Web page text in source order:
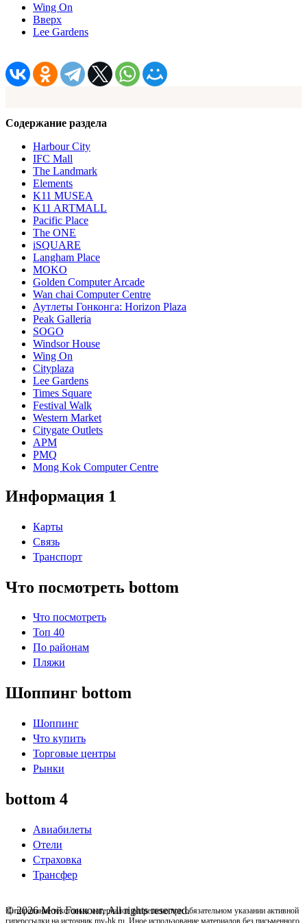
Wing On
Вверх
Lee Gardens
Содержание раздела
Harbour City
IFC Mall
The Landmark
Elements
K11 MUSEA
K11 ARTMALL
Pacific Place
The ONE
iSQUARE
Langham Place
MOKO
Golden Computer Arcade
Wan chai Computer Centre
Аутлеты Гонконга: Horizon Plaza
Peak Galleria
SOGO
Windsor House
Wing On
Cityplaza
Lee Gardens
Times Square
Festival Walk
Western Market
Citygate Outlets
APM
PMQ
Mong Kok Computer Centre
Информация 1
Карты
Связь
Транспорт
Что посмотреть bottom
Что посмотреть
Топ 40
По районам
Пляжи
Шоппинг bottom
Шоппинг
Что купить
Торговые центры
Рынки
bottom 4
Авиабилеты
Отели
Страховка
Трансфер
© 2026 Мой Гонконг, All rights reserved.
Цитирование текстовых материалов разрешено при обязательном указании активной
гиперссылки на источник my-hk.ru. Иное использование материалов без письменного